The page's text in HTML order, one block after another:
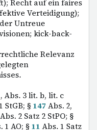
Recht auf ein faires
Verteidigung);
Untreue
kick-back-
Relevanz
Abs. 3 lit. b, lit. c
StGB; § 147 Abs. 2,
Abs. 2 Satz 2 StPO; §
1 AO; § 11 Abs. 1 Satz